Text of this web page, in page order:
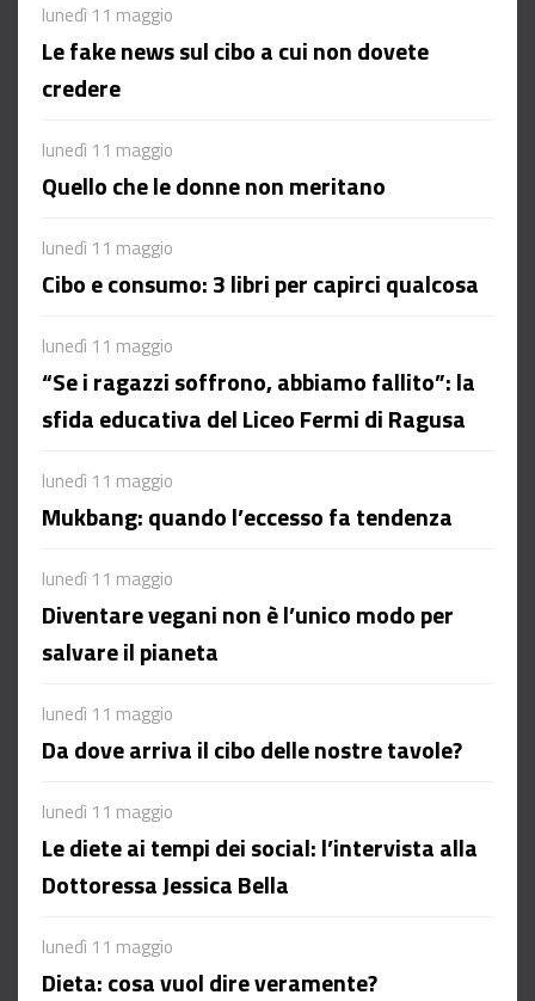
lunedì 11 maggio
Le fake news sul cibo a cui non dovete
credere
lunedì 11 maggio
Quello che le donne non meritano
lunedì 11 maggio
Cibo e consumo: 3 libri per capirci qualcosa
lunedì 11 maggio
“Se i ragazzi soffrono, abbiamo fallito”: la
sfida educativa del Liceo Fermi di Ragusa
lunedì 11 maggio
Mukbang: quando l’eccesso fa tendenza
lunedì 11 maggio
Diventare vegani non è l’unico modo per
salvare il pianeta
lunedì 11 maggio
Da dove arriva il cibo delle nostre tavole?
lunedì 11 maggio
Le diete ai tempi dei social: l’intervista alla
Dottoressa Jessica Bella
lunedì 11 maggio
Dieta: cosa vuol dire veramente?